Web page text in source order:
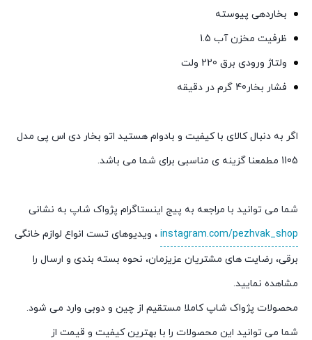
بخاردهی پیوسته
ظرفیت مخزن آب 1.5
ولتاژ ورودی برق 220 ولت
فشار بخار40 گرم در دقیقه
اگر به دنبال کالای با کیفیت و بادوام هستید اتو بخار دی اس پی مدل
1105 مطمعنا گزینه ی مناسبی برای شما می باشد.
شما می توانید با مراجعه به پیج اینستاگرام پژواک شاپ به نشانی
instagram.com/pezhvak_shop ، ویدیوهای تست انواع لوازم خانگی
برقی، رضایت های مشتریان عزیزمان، نحوه بسته بندی و ارسال را
مشاهده نمایید.
محصولات پژواک شاپ کاملا مستقیم از چین و دوبی وارد می شود.
شما می توانید این محصولات را با بهترین کیفیت و قیمت از